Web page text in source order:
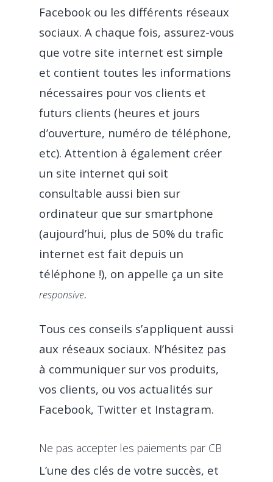
Facebook ou les différents réseaux
sociaux. A chaque fois, assurez-vous
que votre site internet est simple
et contient toutes les informations
nécessaires pour vos clients et
futurs clients (heures et jours
d’ouverture, numéro de téléphone,
etc). Attention à également créer
un site internet qui soit
consultable aussi bien sur
ordinateur que sur smartphone
(aujourd’hui, plus de 50% du trafic
internet est fait depuis un
téléphone !), on appelle ça un site
responsive.
Tous ces conseils s’appliquent aussi
aux réseaux sociaux. N’hésitez pas
à communiquer sur vos produits,
vos clients, ou vos actualités sur
Facebook, Twitter et Instagram.
Ne pas accepter les paiements par CB
L’une des clés de votre succès, et